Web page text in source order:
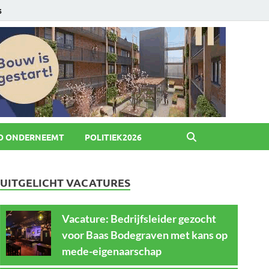
ONDERNEEMT POLITIEK2026
UITGELICHT VACATURES
Vacature: Bedrijfsleider gezocht
voor Baas Bodegraven met kans op
mede-eigenaarschap